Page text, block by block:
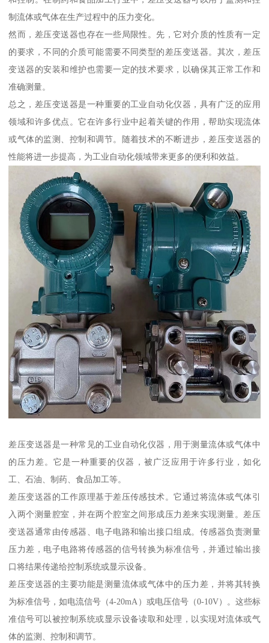
制流体或气体在生产过程中的压力变化。
然而，差压变送器也存在一些局限性。先，它对介质的性质有一定
的要求，不同的介质可能需要不同类型的差压变送器。其次，差压
变送器的安装和维护也需要一定的技术要求，以确保其正常工作和
准确测量。
总之，差压变送器是一种重要的工业自动化仪器，具有广泛的应用
领域和许多优点。它在许多行业中起着关键的作用，帮助实现流体
或气体的监测、控制和调节。随着技术的不断进步，差压变送器的
性能将进一步提高，为工业自动化领域带来更多的便利和效益。
差压变送器是一种常见的工业自动化仪器，用于测量流体或气体中
的压力差。它是一种重要的仪器，被广泛应用于许多行业，如化
工、石油、制药、食品加工等。
差压变送器的工作原理基于差压传感技术。它通过将流体或气体引
入两个测量腔室，并在两个腔室之间形成压力差来实现测量。差压
变送器通常由传感器、电子电路和输出接口组成。传感器负责测量
压力差，电子电路将传感器的信号转换为标准信号，并通过输出接
口将结果传递给控制系统或显示设备。
差压变送器的主要功能是测量流体或气体中的压力差，并将其转换
为标准信号，如电流信号（4-20mA）或电压信号（0-10V）。这些标
准信号可以被控制系统或显示设备读取和处理，以实现对流体或气
体的监测、控制和调节。